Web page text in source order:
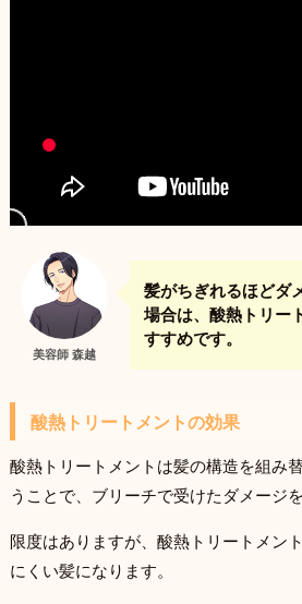
美容師 森越
髪がちぎれるほどダ
場合は、酸熱トリー
すすめです。
酸熱トリートメントの効果
酸熱トリートメントは髪の構造を組み
うことで、ブリーチで受けたダメージ
限度はありますが、酸熱トリートメン
にくい髪になります。